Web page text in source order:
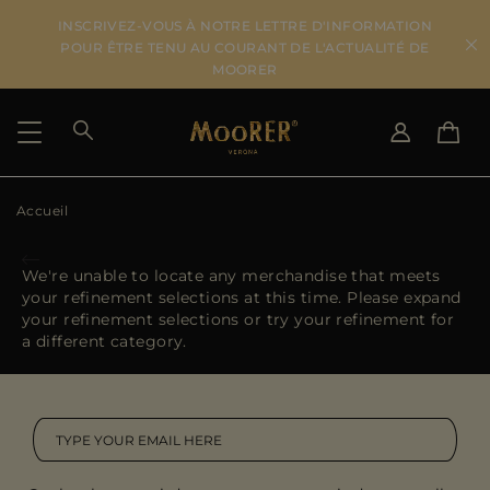
INSCRIVEZ-VOUS À NOTRE LETTRE D'INFORMATION
POUR ÊTRE TENU AU COURANT DE L'ACTUALITÉ DE
MOORER
PAYS DE LIVRAISON
DE
JP
GB
CA
FR
Accueil
We're unable to locate any merchandise that meets
your refinement selections at this time. Please expand
your refinement selections or try your refinement for
a different category.